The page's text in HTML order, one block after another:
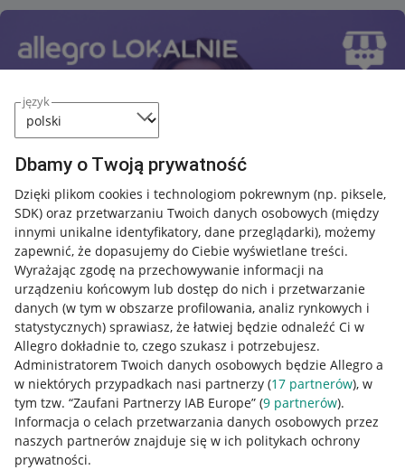
język
Dbamy o Twoją prywatność
Dzięki plikom cookies i technologiom pokrewnym (np. piksele,
SDK) oraz przetwarzaniu Twoich danych osobowych (między
innymi unikalne identyfikatory, dane przeglądarki), możemy
zapewnić, że dopasujemy do Ciebie wyświetlane treści.
Wyrażając zgodę na przechowywanie informacji na
urządzeniu końcowym lub dostęp do nich i przetwarzanie
danych (w tym w obszarze profilowania, analiz rynkowych i
statystycznych) sprawiasz, że łatwiej będzie odnaleźć Ci w
Allegro dokładnie to, czego szukasz i potrzebujesz.
Administratorem Twoich danych osobowych będzie Allegro a
w niektórych przypadkach nasi partnerzy (17 partnerów), w
tym tzw. “Zaufani Partnerzy IAB Europe” (9 partnerów).
Informacja o celach przetwarzania danych osobowych przez
naszych partnerów znajduje się w ich politykach ochrony
prywatności.
Nawigacja
Przydatne informacje
Jak to działa
Napisz do nas